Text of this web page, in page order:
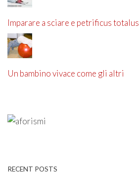
Imparare a sciare e petrificus totalus
Un bambino vivace come gli altri
RECENT POSTS